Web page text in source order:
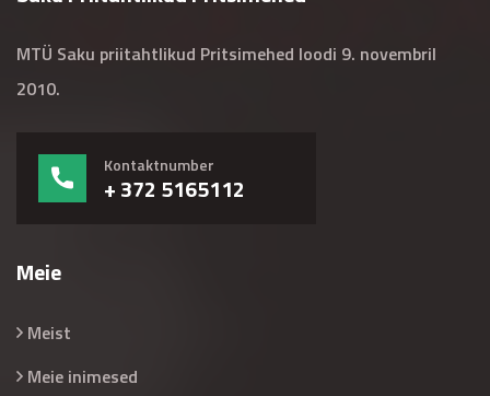
MTÜ Saku priitahtlikud Pritsimehed loodi 9. novembril
2010.
Kontaktnumber
+ 372 5165112
Meie
Meist
Meie inimesed